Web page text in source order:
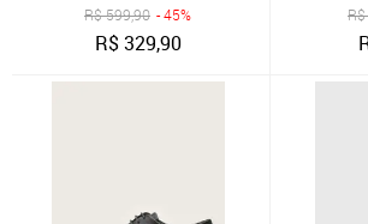
R$599,90 - 45%
R$329,90
R$